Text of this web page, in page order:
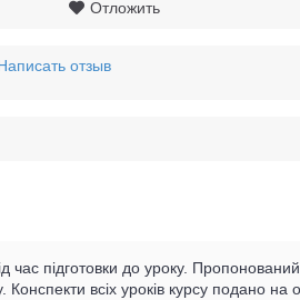
Отложить
отзыв
час підготовки до уроку.
всіх уроків курсу подано на